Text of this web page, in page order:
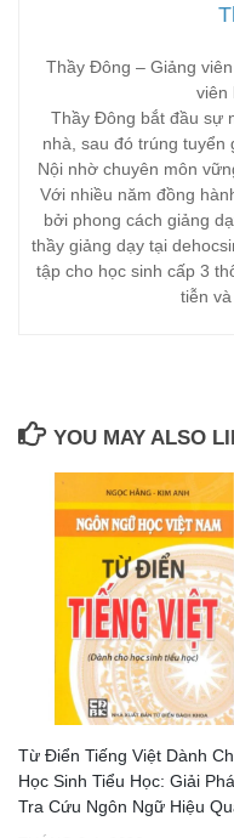
Thầy Đông – Giảng
viên
Thầy Đông bắt đầu sự
nhà, sau đó trúng tuyển
Nội nhờ chuyên môn
Với nhiều năm đồng
bởi phong cách giảng
thầy giảng dạy tại
tập cho học sinh cấp 3
tiễn
YOU MAY ALSO
Từ Điển Tiếng Việt Dành
Học Sinh Tiểu Học: Giải
Tra Cứu Ngôn Ngữ Hiệu